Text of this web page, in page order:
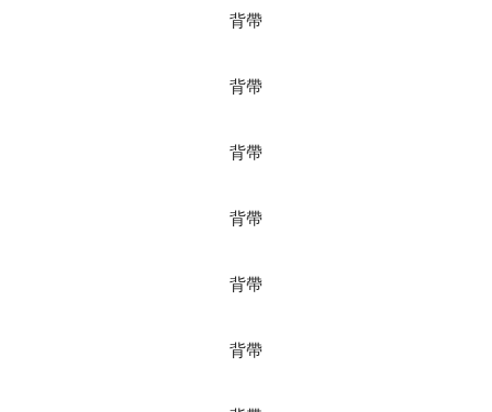
背帶
背帶
背帶
背帶
背帶
背帶